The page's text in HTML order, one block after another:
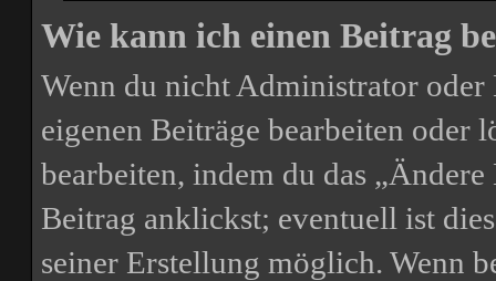
Wie kann ich einen Beitrag
Wenn du nicht Administrator
eigenen Beiträge bearbeiten oder
bearbeiten, indem du das
Beitrag anklickst; eventuell ist
seiner Erstellung möglich. Wenn